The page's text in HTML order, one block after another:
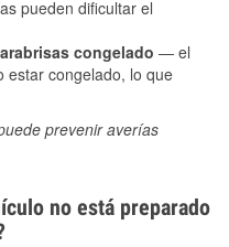
pueden dificultar el
congelado — el
estar congelado, lo que
prevenir averías
no está preparado